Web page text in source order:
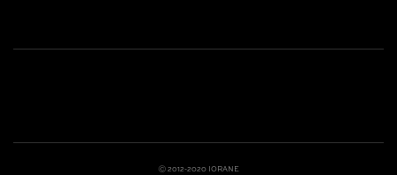
Nossas Lojas
Ⓒ 2012-2020 IORANE